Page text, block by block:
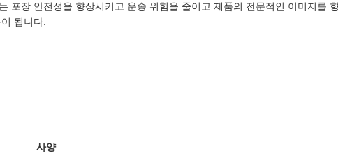
포장 안전성을 향상시키고 운송 위험을 줄이고 제품의 전문적인 이미지를
됩니다.
사양